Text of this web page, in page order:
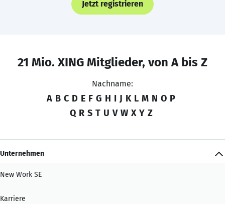
Jetzt registrieren
21 Mio. XING Mitglieder, von A bis Z
Nachname:
A B C D E F G H I J K L M N O P
Q R S T U V W X Y Z
Unternehmen
New Work SE
Karriere